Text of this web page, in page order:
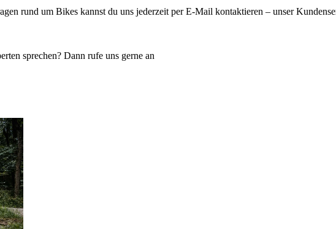
rund um Bikes kannst du uns jederzeit per E-Mail kontaktieren – unser
sprechen? Dann rufe uns gerne an